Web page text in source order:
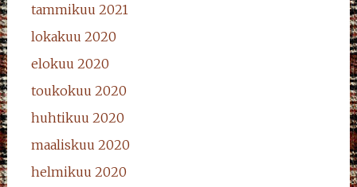
tammikuu 2021
lokakuu 2020
elokuu 2020
toukokuu 2020
huhtikuu 2020
maaliskuu 2020
helmikuu 2020